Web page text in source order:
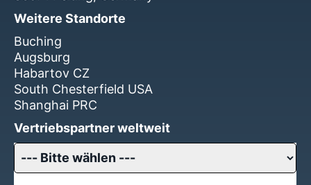
Weitere Standorte
Buching
Augsburg
Habartov CZ
South Chesterfield USA
Shanghai PRC
Vertriebspartner weltweit